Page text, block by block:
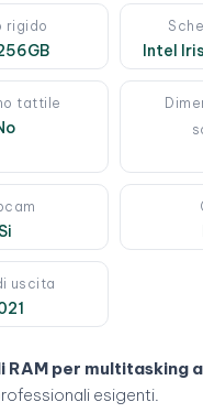
rigido
Intel
tattile
Si
uscita
RAM per multitasking
esigenti.